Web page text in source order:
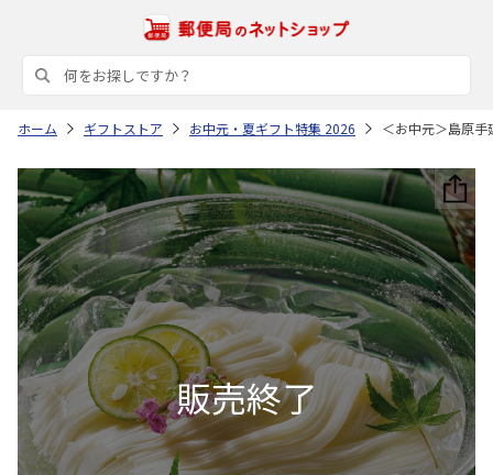
ホーム ギフトストア お中元・夏ギフト特集 2026 ＜お中元＞島原